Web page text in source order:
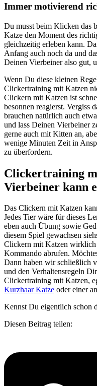
Immer motivierend
Du musst beim Klicken das
Katze den Moment des
gleichzeitig erleben kann.
Anfang auch noch da und
Deinen Vierbeiner also gut,
Wenn Du diese kleinen
Clickertraining mit Katzen
Clickern mit Katzen ist
besonnen reagierst. Vergiss
brauchen natürlich auch
und lass Deinen Vierbeiner
gerne auch mit Kitten an,
wenige Minuten Zeit in
zu überfordern.
Clickertraining
Vierbeiner kann
Das Clickern mit Katzen
Jedes Tier wäre für dieses
eben auch Übung sowie
diesem Spiel gewachsen
Clickern mit Katzen wirklich
Kommando abrufen.
Dann haben wir schließlich
und den Verhaltensregeln
Clickertraining mit Katzen,
Kurzhaar Katze oder einer
Kennst Du eigentlich schon
Diesen Beitrag teilen: